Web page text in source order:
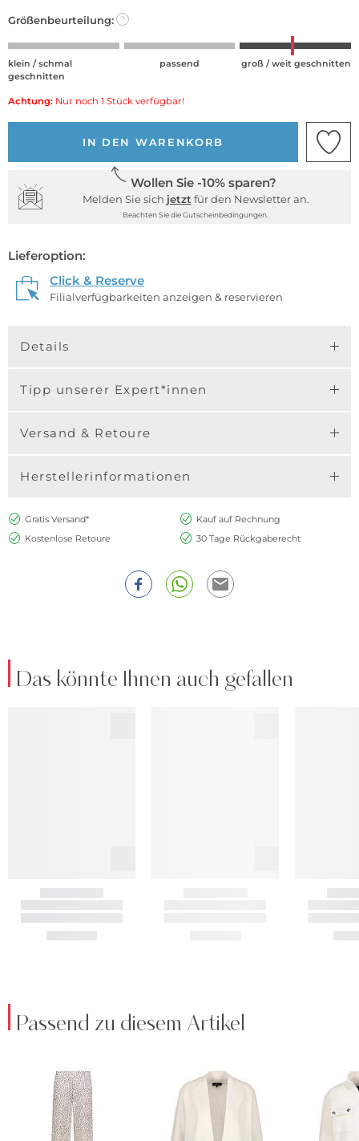
Größenbeurteilung: ?
klein / schmal
geschnitten
passend groß / weit geschnitten
Achtung: Nur noch 1 Stück verfügbar!
IN DEN WARENKORB
Wollen Sie -10% sparen?
Melden Sie sich jetzt für den Newsletter an.
Beachten Sie die Gutscheinbedingungen.
Lieferoption:
Click & Reserve
Filialverfügbarkeiten anzeigen & reservieren
Details
Tipp unserer Expert*innen
Versand & Retoure
Herstellerinformationen
Gratis Versand*
Kauf auf Rechnung
Kostenlose Retoure
30 Tage Rückgaberecht
Das könnte Ihnen auch gefallen
Passend zu diesem Artikel